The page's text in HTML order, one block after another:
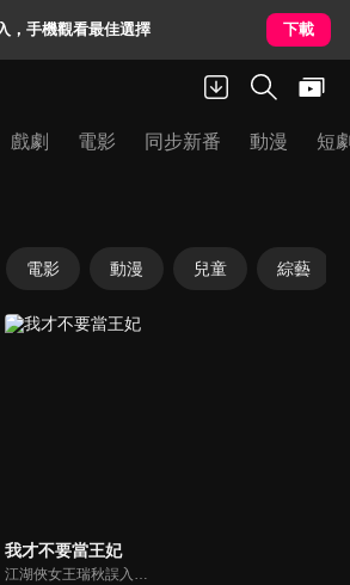
，手機觀看最佳選擇 下載
戲劇 電影 同步新番 動漫 短
電影 動漫 兒童 綜藝
我才不要當王妃
江湖俠女王瑞秋誤入王府，替換新娘，攪亂了腹黑王爺的新婚和潛心設計的捉賊大計。跑路不成的王瑞秋只能頂着王妃的身份配合王爺演出，兩人鬥智鬥勇最終日久生情，攜手共破陰謀詭計。